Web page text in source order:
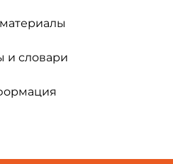
цвета ФКЦ-Ш (М) или
облучения образцов
для крепления кассет с
и словари